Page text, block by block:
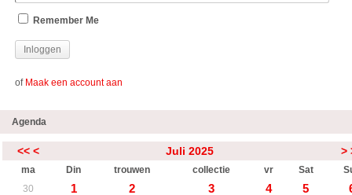
Remember Me
of Maak een account aan
Agenda
<< < Juli 2025 >
ma Din trouwen collectie vr Sat
30
1 2 3 4 5